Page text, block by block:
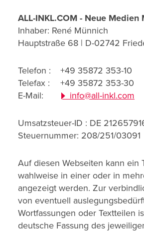
ALL-INKL.COM - Neue Medien
Inhaber: René Münnich
Hauptstraße 68 | D-02742
Telefon :
+49 35872 353-10
Telefax :
+49 35872 353-30
E-Mail:
info@all-inkl.com
Umsatzsteuer-ID : DE
Steuernummer: 208/251/03091
Auf diesen Webseiten kann ein
wahlweise in einer oder in
angezeigt werden. Zur
von eventuell
Wortfassungen oder Textteilen
deutsche Fassung des